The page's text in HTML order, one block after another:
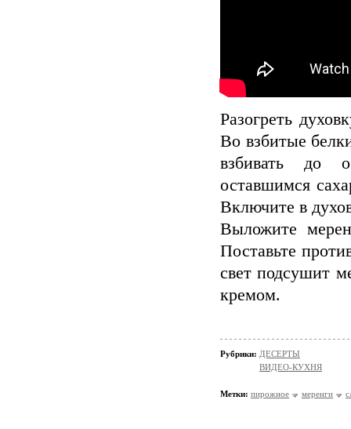
Разогреть
Во взбитые
взбивать до
оставшимся
Включите в
Выложите
Поставьте
свет подсушит
кремом.
Рубрики: ДЕСЕРТЫ
ВИДЕО-КУХНЯ
Метки: пирожное меренги